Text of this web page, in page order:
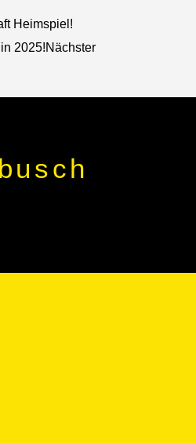
Heimspiel!
2025!Nächster